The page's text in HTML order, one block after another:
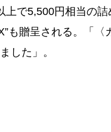
で5,500円相当の
も贈呈される。「
した」。